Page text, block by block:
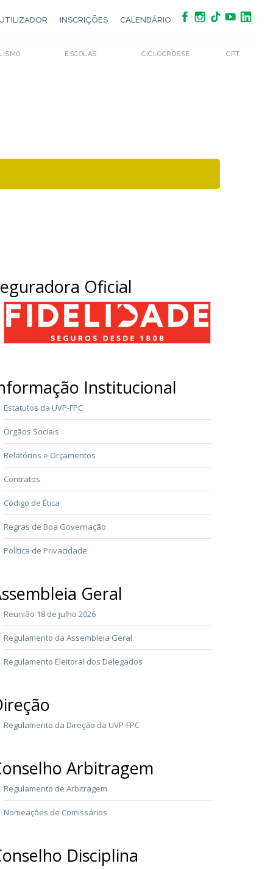
INSCRIÇÕES CALENDÁRIO
ESCOLAS CICLOCROSSE CPT
Oficial
Institucional
Estatutos da UVP-FPC
Órgãos Sociais
Relatórios e Orçamentos
Contratos
Código de Ética
Regras de Boa Governação
Política de Privacidade
Geral
Reunião 18 de julho 2026
Regulamento da Assembleia Geral
Regulamento Eleitoral dos Delegados
Regulamento da Direção da UVP-FPC
Arbitragem
Regulamento de Arbitragem
Nomeações de Comissários
Disciplina